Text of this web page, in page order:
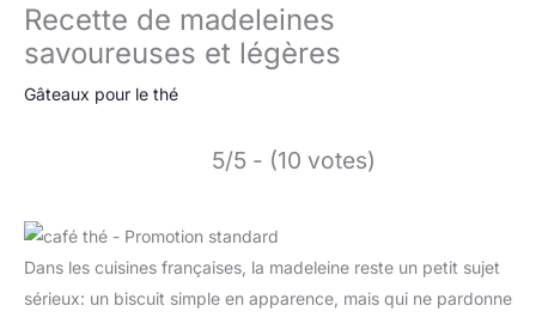
Recette de madeleines
savoureuses et légères
Gâteaux pour le thé
5/5 - (10 votes)
Dans les cuisines françaises, la madeleine reste un petit sujet
sérieux: un biscuit simple en apparence, mais qui ne pardonne